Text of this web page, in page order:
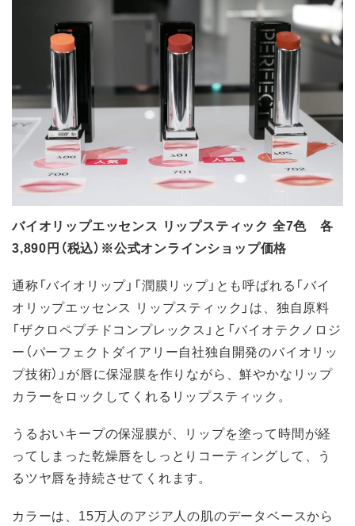
バイオリップエッセンス リップスティック 全7色 各
3,890円（税込）※公式オンラインショップ価格
通称「バイオリップ」「潤膜リップ」とも呼ばれる「バイ
オリップエッセンス リップスティック」は、独自原料
「ザクロペプチドコンプレックス」と「バイオテクノロジ
ー（パーフェクトダイアリー自社独自開発のバイオリッ
プ技術）」が唇に保湿膜を作りながら、鮮やかなリップ
カラーをロックしてくれるリップスティック。
うるおいキープの保湿膜が、リップを塗って時間が経
ってしまった乾燥唇をしっとりコーティングして、う
るツヤ唇を持続させてくれます。
カラーは、15万人のアジア人の肌のデータベースから